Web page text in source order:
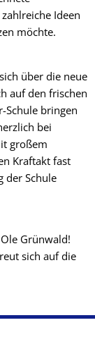
Ideen
möchte.
über die neue
auf den frischen
Schule bringen
bei
großem
Kraftakt fast
der Schule
Grünwald!
sich auf die